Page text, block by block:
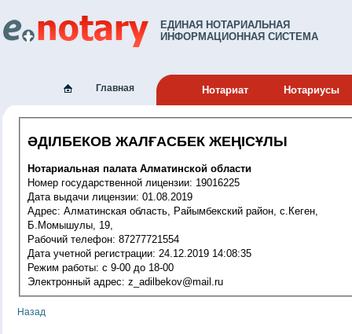
ЕДИНАЯ НОТАРИАЛЬНАЯ
ИНФОРМАЦИОННАЯ СИСТЕМА
Главная Нотариат Нотариусы
ӘДІЛБЕКОВ ЖАЛҒАСБЕК ЖЕҢІСҰЛЫ
Нотариальная палата Алматинской области
Номер государственной лицензии: 19016225
Дата выдачи лицензии: 01.08.2019
Адрес: Алматинская область, Райымбекский район, с.Кеген,
Б.Момышулы, 19,
Рабочий телефон: 87277721554
Дата учетной регистрации: 24.12.2019 14:08:35
Режим работы: с 9-00 до 18-00
Электронный адрес: z_adilbekov@mail.ru
Назад